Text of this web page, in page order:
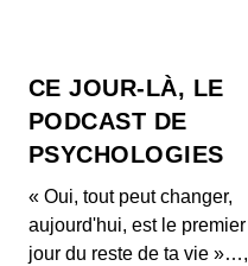
CE JOUR-LÀ, LE
PODCAST DE
PSYCHOLOGIES
« Oui, tout peut changer,
aujourd'hui, est le premier
jour du reste de ta vie »…,